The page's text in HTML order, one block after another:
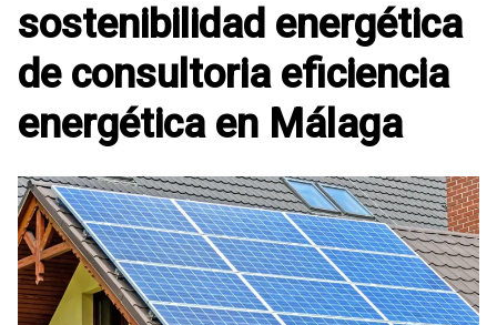
sostenibilidad energética
de consultoria eficiencia
energética en Málaga